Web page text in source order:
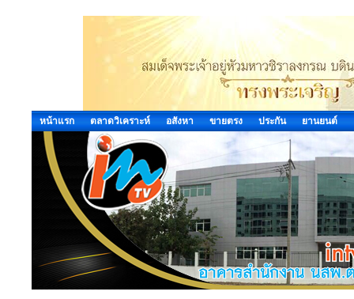
หน้าแรก ตลาดวิเคราะห์ อสังหา ขายตรง ประกัน ยานยนต์